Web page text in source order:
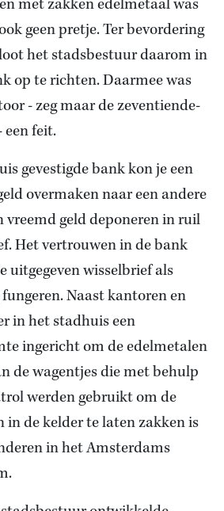
met zakken edelmetaal was
geen pretje. Ter bevordering
het stadsbestuur daarom in
op te richten. Daarmee was
- zeg maar de zeventiende-
een feit.
gevestigde bank kon je een
overmaken naar een andere
vreemd geld deponeren in ruil
Het vertrouwen in de bank
uitgegeven wisselbrief als
Naast kantoren en
in het stadhuis een
ingericht om de edelmetalen
de wagentjes die met behulp
werden gebruikt om de
in de kelder te laten zakken is
in het Amsterdams